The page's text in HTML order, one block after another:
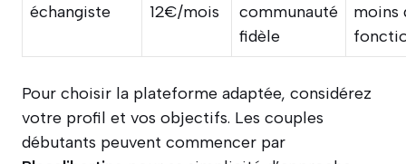
échangiste
12€/mois
communauté
fidèle
moins
Pour choisir la plateforme adaptée, considérez
votre profil et vos objectifs. Les couples
débutants peuvent commencer par